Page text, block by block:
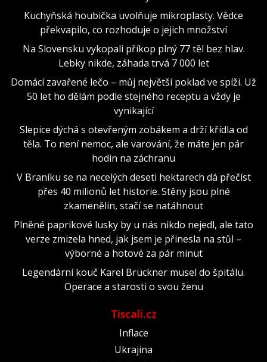
Kuchyňská houbička uvolňuje mikroplasty. Vědce
překvapilo, co rozhoduje o jejich množství
Na Slovensku vykopali příkop plný 77 těl bez hlav.
Lebky nikde, záhada trvá 7 000 let
Domácí zavařené lečo – můj největší poklad ve spíži. Už
50 let ho dělám podle stejného receptu a vždy je
vynikající
Slepice dýchá s otevřeným zobákem a drží křídla od
těla. To není nemoc, ale varování, že máte jen pár
hodin na záchranu
V Braníku se na necelých deseti hektarech dá přečíst
přes 40 milionů let historie. Stěny jsou plné
zkamenělin, stačí se natáhnout
Plněné paprikové lusky by u nás nikdo nejedl, ale tato
verze zmizela hned, jak jsem je přinesla na stůl –
výborné a hotové za pár minut
Legendární kouč Karel Brückner musel do špitálu.
Operace a starosti o svou ženu
Tiscali.cz
Inflace
Ukrajina